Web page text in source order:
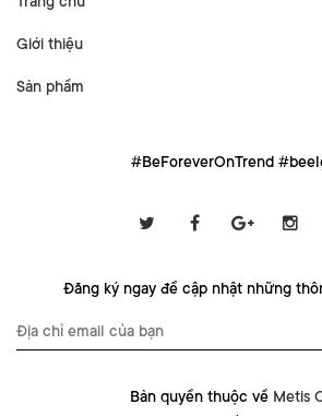
Giới thiệu
Sản phẩm
#BeForeverOnTrend
Đăng ký ngay để cập nhật những
Bản quyền thuộc về Metis